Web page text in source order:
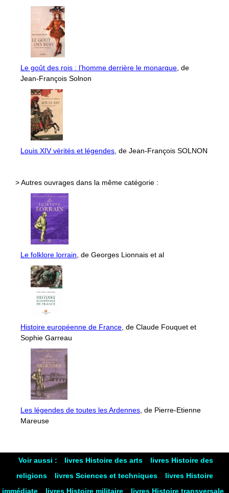
Le goût des rois : l’homme derrière le monarque , de
Jean-François Solnon
Louis XIV vérités et légendes , de Jean-François SOLNON
> Autres ouvrages dans la même catégorie :
Le folklore lorrain , de Georges Lionnais et al
Histoire européenne de France , de Claude Fouquet et
Sophie Garreau
Les légendes de toutes les Ardennes , de Pierre-Etienne
Mareuse
Voir aussi : livres Histoire des arts
livres Histoire des
religions
livres Sciences et techniques
livres Histoire
immédiate
livres Histoire militaire livres Histoire transversale